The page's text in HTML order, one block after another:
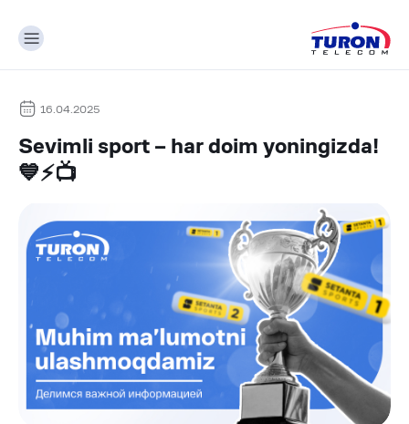
16.04.2025
Sevimli sport – har doim yoningizda!
💙⚡️📺